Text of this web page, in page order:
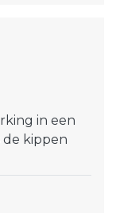
in een
de kippen